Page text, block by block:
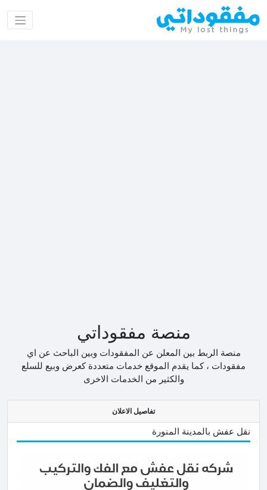
منصة مفقوداتي
منصة الربط بين المعلن عن المفقودات وبين الباحث عن اي
مفقودات ، كما يقدم الموقع خدمات متعددة كعرض وبيع للسلع
والكثير من الخدمات الاخرى
تفاصيل الاعلان
نقل عفش بالمدينة المنورة